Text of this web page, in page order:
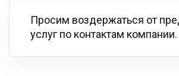
Просим воздержаться от
услуг по контактам компании.